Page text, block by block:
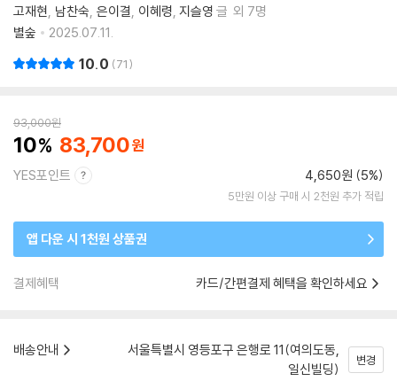
고재현 남찬숙 은이결 이혜령 지슬영 글 외 7명
별숲
2025.07.11.
10.0 71
93,000원
10 83,700
YES포인트 4,650원 (5%)
5만원 이상 구매 시 2천원 추가 적립
앱 다운 시 1천원 상품권
결제혜택 카드/간편결제 혜택을 확인하세요
배송안내
서울특별시 영등포구 은행로 11(여의도동,
일신빌딩)
변경